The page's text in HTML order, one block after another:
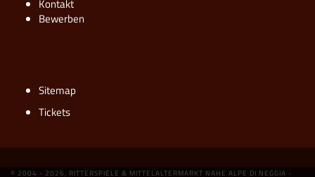
Kontakt
Bewerben
Sitemap
Tickets
© 2004 - 2026, RITTERSPIELE & MITTELALTERMARKT NAHE ALPE DI NEGGIA -